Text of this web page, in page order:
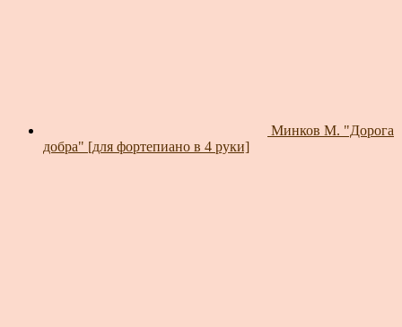
Минков М. "Дорога
добра" [для фортепиано в 4 руки]